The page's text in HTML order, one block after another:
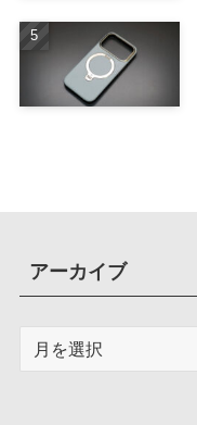
アーカイブ